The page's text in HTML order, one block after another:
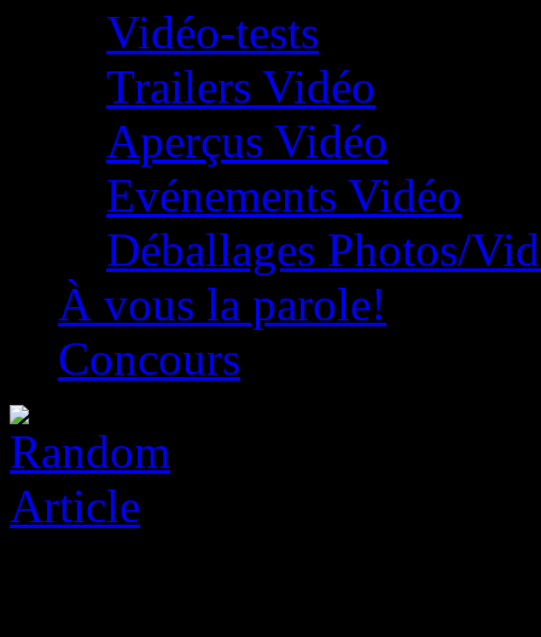
Vidéo-tests
Trailers Vidéo
Aperçus Vidéo
Evénements Vidéo
Déballages Photos/
À vous la parole!
Concours